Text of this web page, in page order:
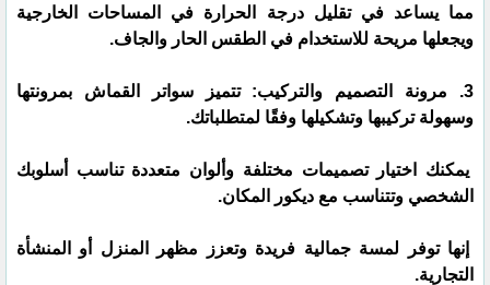
مما يساعد في تقليل درجة الحرارة في المساحات الخارجية
ويجعلها مريحة للاستخدام في الطقس الحار والجاف.
3. مرونة التصميم والتركيب: تتميز سواتر القماش بمرونتها
وسهولة تركيبها وتشكيلها وفقًا لمتطلباتك.
يمكنك اختيار تصميمات مختلفة وألوان متعددة تناسب أسلوبك
الشخصي وتتناسب مع ديكور المكان.
إنها توفر لمسة جمالية فريدة وتعزز مظهر المنزل أو المنشأة
التجارية.